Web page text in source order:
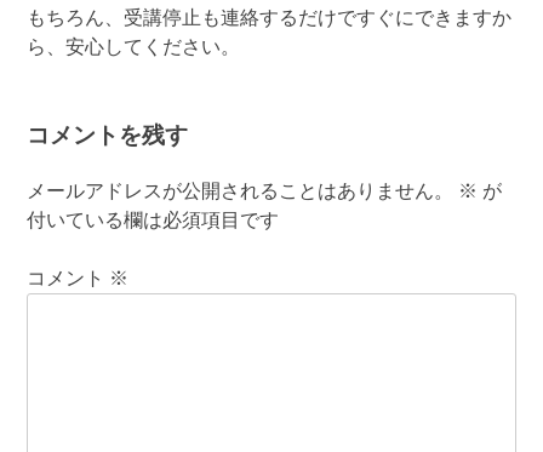
もちろん、受講停止も連絡するだけですぐにできますか
ら、安心してください。
コメントを残す
メールアドレスが公開されることはありません。 ※ が
付いている欄は必須項目です
コメント ※